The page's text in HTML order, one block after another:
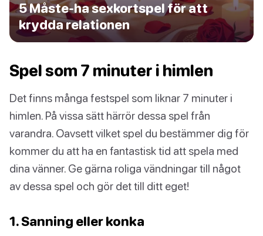
5 Måste-ha sexkortspel för att
krydda relationen
Spel som 7 minuter i himlen
Det finns många festspel som liknar 7 minuter i
himlen. På vissa sätt härrör dessa spel från
varandra. Oavsett vilket spel du bestämmer dig för
kommer du att ha en fantastisk tid att spela med
dina vänner. Ge gärna roliga vändningar till något
av dessa spel och gör det till ditt eget!
1. Sanning eller konka